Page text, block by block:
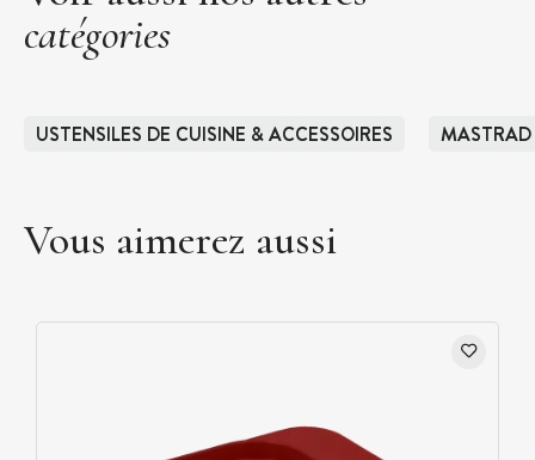
catégories
USTENSILES DE CUISINE & ACCESSOIRES MASTRAD
Vous aimerez aussi